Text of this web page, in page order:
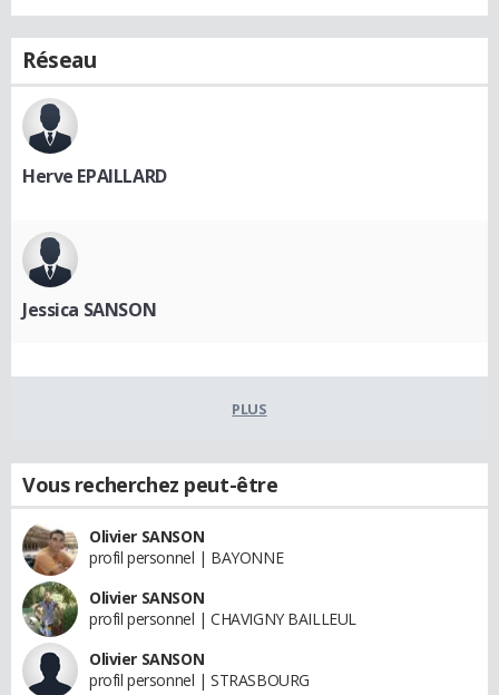
Réseau
Herve EPAILLARD
Jessica SANSON
PLUS
Vous recherchez peut-être
Olivier SANSON
profil personnel | BAYONNE
Olivier SANSON
profil personnel | CHAVIGNY BAILLEUL
Olivier SANSON
profil personnel | STRASBOURG